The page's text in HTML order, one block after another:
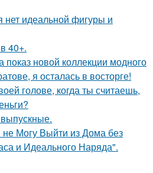
идеальной фигуры и
40+.
показ новой коллекции модного
я осталась в восторге!
голове, когда ты считаешь,
Могу Выйти из Дома без
и Идеального Наряда".